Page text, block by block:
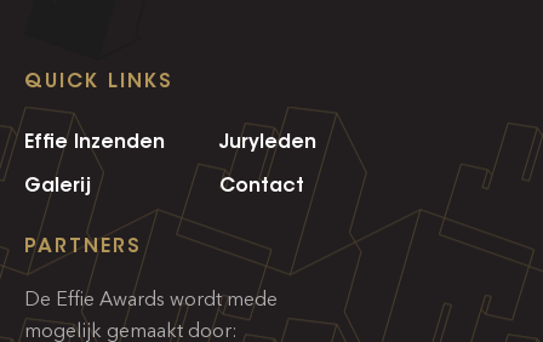
QUICK LINKS
Effie Inzenden
Juryleden
Galerij
Contact
PARTNERS
De Effie Awards wordt mede
mogelijk gemaakt door: